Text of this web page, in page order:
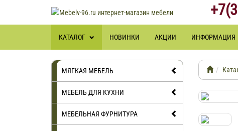
КАТАЛОГ НОВИНКИ АКЦИИ ИНФОРМАЦИЯ
МЯГКАЯ МЕБЕЛЬ
МЕБЕЛЬ ДЛЯ КУХНИ
МЕБЕЛЬНАЯ ФУРНИТУРА